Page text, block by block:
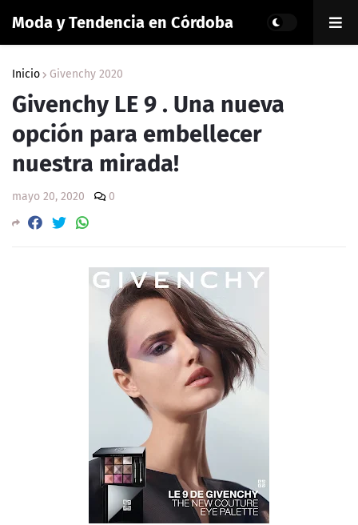
Moda y Tendencia en Córdoba
Inicio Givenchy 2020
Givenchy LE 9 . Una nueva
opción para embellecer
nuestra mirada!
mayo 20, 2020 0